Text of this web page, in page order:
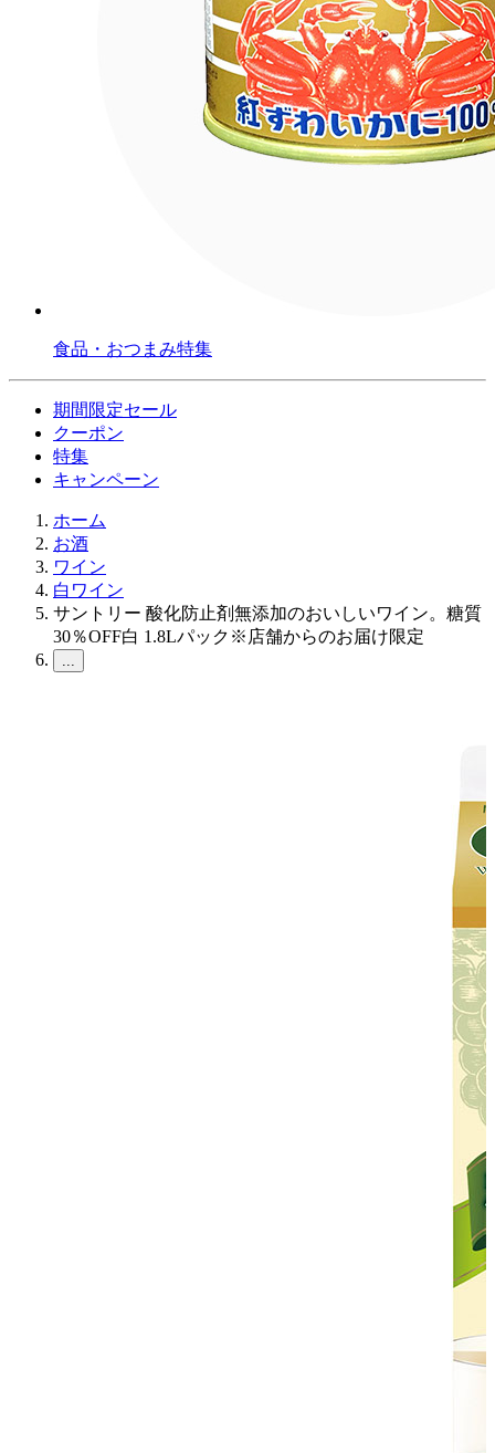
食品・おつまみ特集
期間限定セール
クーポン
特集
キャンペーン
ホーム
お酒
ワイン
白ワイン
サントリー 酸化防止剤無添加のおいしいワイン。糖質
30％OFF白 1.8Lパック※店舗からのお届け限定
...